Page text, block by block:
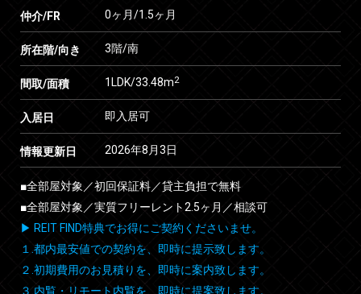
仲介/FR 0ヶ月/1.5ヶ月
所在階/向き 3階/南
間取/面積 1LDK/33.48m2
入居日 即入居可
情報更新日 2026年8月3日
■全部屋対象／初回保証料／貸主負担で無料
■全部屋対象／実質フリーレント2.5ヶ月／相談可
▶ REIT FIND特典でお得にご契約くださいませ。
１.都内最安値での契約を、即時に提示致します。
２.初期費用のお見積りを、即時に案内致します。
３.内覧・リモート内覧を、即時に提案致します。